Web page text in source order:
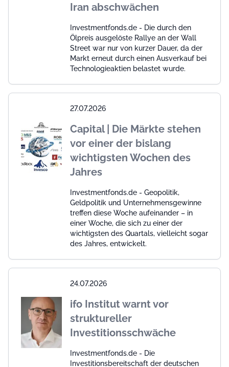
Iran abschwächen
Investmentfonds.de - Die durch den
Ölpreis ausgelöste Rallye an der Wall
Street war nur von kurzer Dauer, da der
Markt erneut durch einen Ausverkauf bei
Technologieaktien belastet wurde.
27.07.2026
Capital | Die Märkte stehen
vor einer der bislang
wichtigsten Wochen des
Jahres
Investmentfonds.de - Geopolitik,
Geldpolitik und Unternehmensgewinne
treffen diese Woche aufeinander – in
einer Woche, die sich zu einer der
wichtigsten des Quartals, vielleicht sogar
des Jahres, entwickelt.
24.07.2026
ifo Institut warnt vor
struktureller
Investitionsschwäche
Investmentfonds.de - Die
Investitionsbereitschaft der deutschen